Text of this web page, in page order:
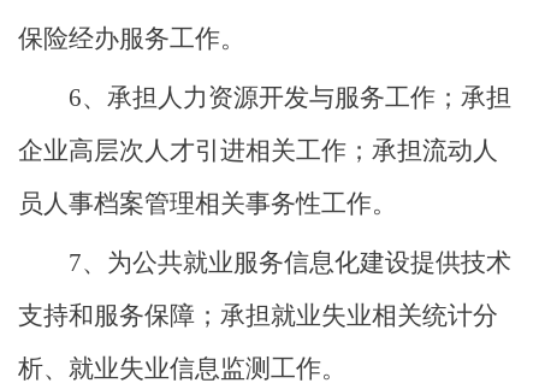
保险经办服务工作。
6、承担人力资源开发与服务工作；承担
企业高层次人才引进相关工作；承担流动人
员人事档案管理相关事务性工作。
7、为公共就业服务信息化建设提供技术
支持和服务保障；承担就业失业相关统计分
析、就业失业信息监测工作。